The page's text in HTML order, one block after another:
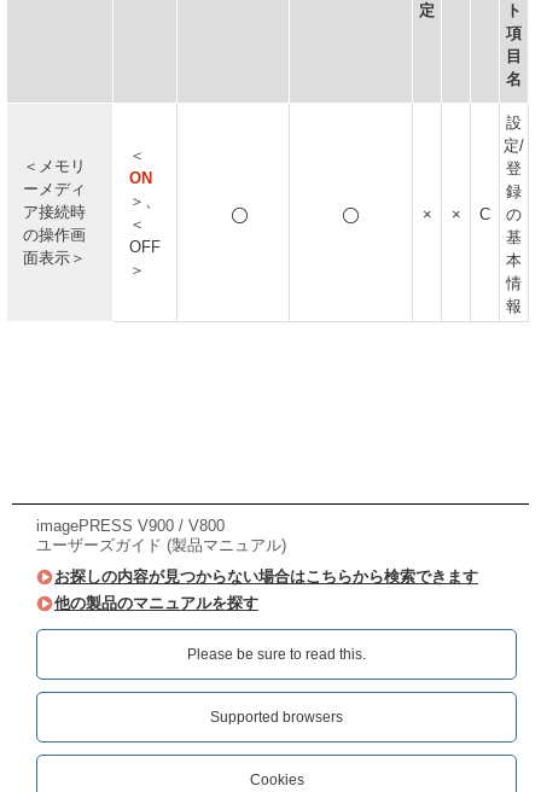
定
ト
項
目
名
＜メモリ
ーメディ
ア接続時
の操作画
面表示＞
＜
ON
＞、
＜
OFF
＞
× × C
設
定/
登
録
の
基
本
情
報
imagePRESS V900 / V800
ユーザーズガイド (製品マニュアル)
お探しの内容が見つからない場合はこちらから検索できます
他の製品のマニュアルを探す
Please be sure to read this.‎
Supported browsers
Cookies